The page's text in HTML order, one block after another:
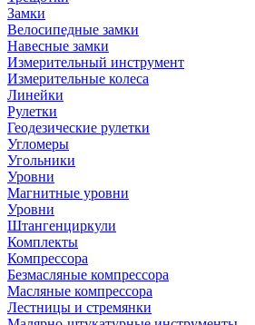
Замки
Велосипедные замки
Навесные замки
Измерительный инструмент
Измерительные колеса
Линейки
Рулетки
Геодезические рулетки
Угломеры
Угольники
Уровни
Магнитные уровни
Уровни
Штангенциркули
Комплекты
Компрессора
Безмасляные компрессора
Масляные компрессора
Лестницы и стремянки